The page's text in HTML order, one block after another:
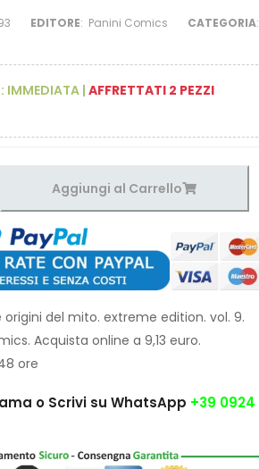
EDITORE: Panini Comics CATEGORIA:
IMMEDIATA| AFFRETTATI 2 PEZZI
Aggiungi al Carrello
origini del mito. extreme edition. vol. 9.
Acquista online a 9,13 euro.
ore
o Scrivi su WhatsApp +39 0924